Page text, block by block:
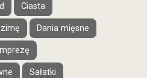
Ciasta
Dania mięsne
Sałatki